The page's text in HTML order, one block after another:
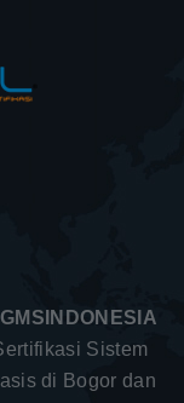
Sistem
di Bogor dan